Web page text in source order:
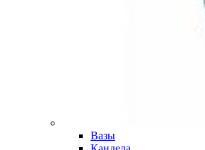
Вазы